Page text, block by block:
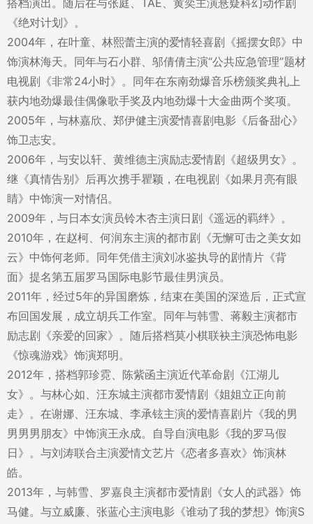
搭档演出。随后在与张庭、TAE、黄奕主演悬疑科幻动作剧
《绝对计划》。
2004年，在叶童、林熙蕾主演的爱情轻喜剧《摇摆女郎》中
饰演林海天。同年与石小群、邬倩倩主演“公共应急管理”题材
电视剧《非常24小时》。同年在东南劲爆音乐榜颁奖典礼上
获内地劲爆最佳偶像歌手奖及内地劲爆十大金曲两个奖项。
2005年，与林嘉欣、郑伊健主演爱情喜剧电影《后备甜心》
饰卫志安。
2006年，与安以轩、黄维德主演励志爱情剧《超级男女》。
继《真情告别》后再次携手瞿颖，在电视剧《如果月亮有眼
睛》中饰演一对情侣。
2009年，与日本女演员铃木杏主演日剧《遥远的羁绊》。
2010年，在赵柯、何润东主演的都市剧《无懈可击之美女如
云》中饰何老师。同年凭借主演刘冰鉴执导的剧情片《背
面》提名第五届罗马国际电影节最佳男演员。
2011年，经过5年的异国磨炼，结束在美国的深造后，正式宣
布回国发展，成立胡兵工作室。同年与韩雪、蒋毅主演都市
励志剧《亲爱的回家》。随后搭档莫小棋联袂主演恐怖电影
《惊魂游戏》饰演郑明。
2012年，搭档郭珍霓、陈紫函主演近代革命剧《江湖儿
女》。与林心如、汪东城主演都市爱情剧《姐姐立正向前
走》。在谢娜、汪东城、李承铉主演的爱情喜剧片《我的男
男男男朋友》中饰演王永成。自导自演电影《我的罗马假
日》。与刘涛联合主演爱情文艺片《恋者多喜欢》饰演林
皓。
2013年，与韩雪、罗嘉良主演都市爱情剧《女人的武器》饰
马健。与立威廉、张蓝心主演电影《谁动了我的梦想》饰演S